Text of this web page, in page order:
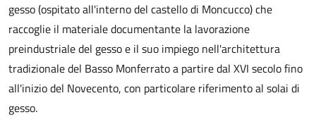
gesso (ospitato all'interno del castello di Moncucco) che
raccoglie il materiale documentante la lavorazione
preindustriale del gesso e il suo impiego nell'architettura
tradizionale del Basso Monferrato a partire dal XVI secolo fino
all'inizio del Novecento, con particolare riferimento al solai di
gesso.